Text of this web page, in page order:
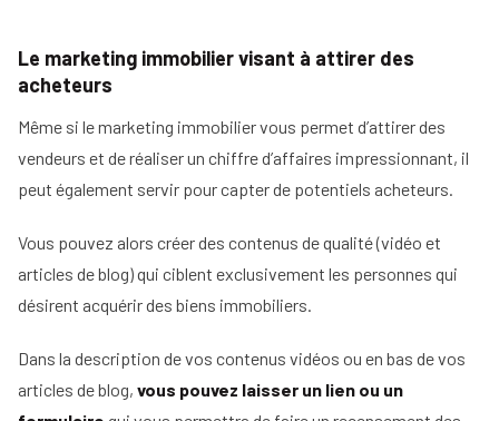
Le marketing immobilier visant à attirer des
acheteurs
Même si le marketing immobilier vous permet d’attirer des
vendeurs et de réaliser un chiffre d’affaires impressionnant, il
peut également servir pour capter de potentiels acheteurs.
Vous pouvez alors créer des contenus de qualité (vidéo et
articles de blog) qui ciblent exclusivement les personnes qui
désirent acquérir des biens immobiliers.
Dans la description de vos contenus vidéos ou en bas de vos
articles de blog, vous pouvez laisser un lien ou un